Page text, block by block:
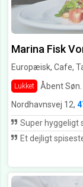
Marina Fisk
Europæisk, Cafe,
Lukket Åbent
Nordhavnsvej 12,
Super hyggeligt sted, søde mennesker og RIGTIG god
Et dejligt spisested, hvor der kan spises indenfor ide lyse gode rum eller